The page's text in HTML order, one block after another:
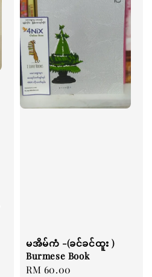
မအိမ်ကံ -(ခင်ခင်ထူး )
Burmese Book
Regular
RM 60.00